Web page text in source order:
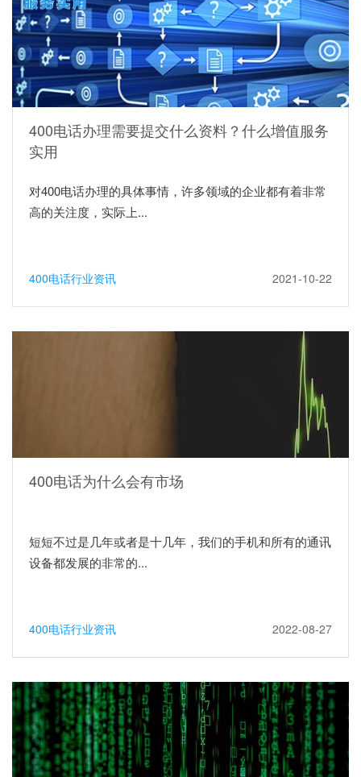
400电话办理需要提交什么资料？什么增值服务
实用
对400电话办理的具体事情，许多领域的企业都有着非常
高的关注度，实际上...
400电话行业资讯 2021-10-22
400电话为什么会有市场
短短不过是几年或者是十几年，我们的手机和所有的通讯
设备都发展的非常的...
400电话行业资讯 2022-08-27